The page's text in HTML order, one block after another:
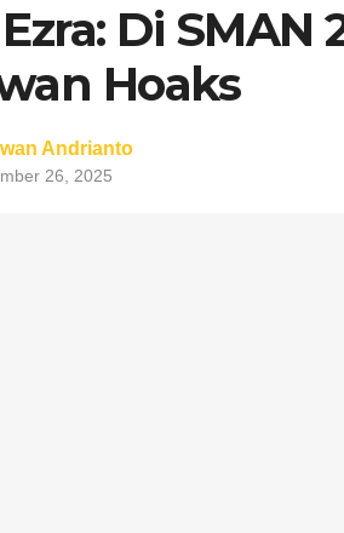
Di
Hoaks
Andrianto
26, 2025